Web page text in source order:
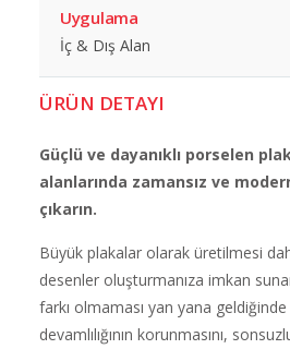
Uygulama
İç & Dış Alan
ÜRÜN DETAYI
Güçlü ve dayanıklı porselen
alanlarında zamansız ve modern
çıkarın.
Büyük plakalar olarak üretilmesi
desenler oluşturmanıza imkan
farkı olmaması yan yana
devamlılığının korunmasını,